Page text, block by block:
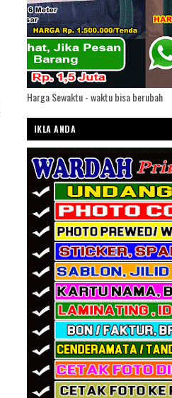
Harga Sewaktu - waktu bisa berubah
IKLA ANDA